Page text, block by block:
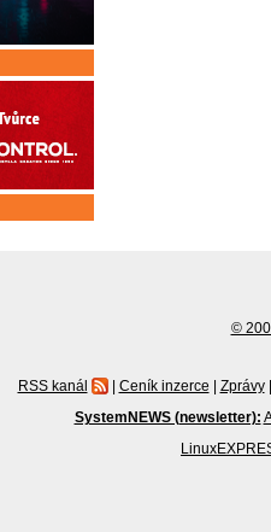
©
RSS kanál | Ceník inzerce | Zprávy |
SystemNEWS (newsletter):